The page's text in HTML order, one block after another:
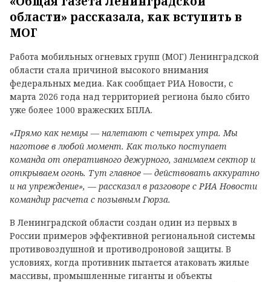
области» рассказала, как вступить в
МОГ
Работа мобильных огневых групп (МОГ) Ленинградской
области стала причиной высокого внимания
федеральных медиа. Как сообщает РИА Новости, с
марта 2026 года над территорией региона было сбито
уже более 1000 вражеских БПЛА.
«Прямо как немцы — налетают с четырех утра. Мы
наготове в любой момент. Как только поступает
команда от оперативного дежурного, занимаем сектор и
открываем огонь. Тут главное — действовать аккуратно
и на упреждение», — рассказал в разговоре с РИА Новости
командир расчета с позывным Гюрза.
В Ленинградской области создан один из первых в
России примеров эффективной региональной системы
противовоздушной и противодроновой защиты. В
условиях, когда противник пытается атаковать жилые
массивы, промышленные гиганты и объекты